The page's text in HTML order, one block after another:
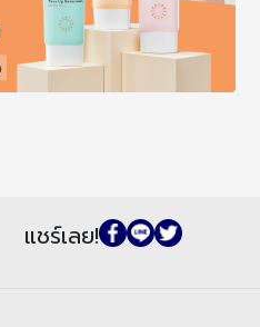
แชร์เลย!